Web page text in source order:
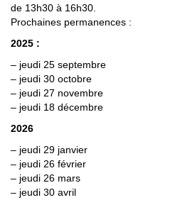
de 13h30 à 16h30.
Prochaines permanences :
2025 :
– jeudi 25 septembre
– jeudi 30 octobre
– jeudi 27 novembre
– jeudi 18 décembre
2026
– jeudi 29 janvier
– jeudi 26 février
– jeudi 26 mars
– jeudi 30 avril